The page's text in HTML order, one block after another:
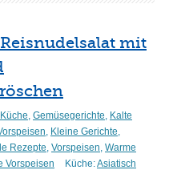
mit
, Gemüsegerichte, Kalte
, Kleine Gerichte,
Rezepte, Vorspeisen, Warme
Vorspeisen Küche:Asiatisch